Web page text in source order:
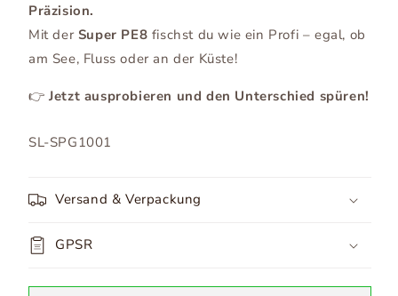
Präzision.
Mit der Super PE8 fischst du wie ein Profi – egal, ob
am See, Fluss oder an der Küste!
👉 Jetzt ausprobieren und den Unterschied spüren!
SKU:
SL-SPG1001
Versand & Verpackung
GPSR